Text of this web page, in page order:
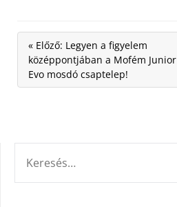
« Előző: Legyen a figyelem
középpontjában a Mofém Junior
Evo mosdó csaptelep!